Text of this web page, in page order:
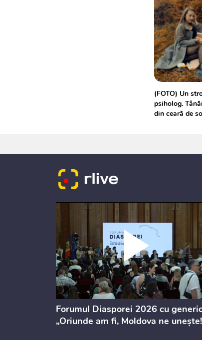
(FOTO) Un
psiholog.
din ceară de
Forumul Diasporei 2026 cu
„Oriunde am fi, Moldova ne